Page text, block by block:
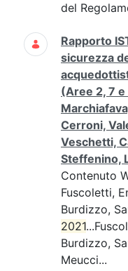
del
Rapporto
sicurezza
(Aree 2, 7
Cerroni,
Veschetti,
Steffenino,
Contenuto
Fuscoletti,
Burdizzo,
2021
Burdizzo,
Meucci...